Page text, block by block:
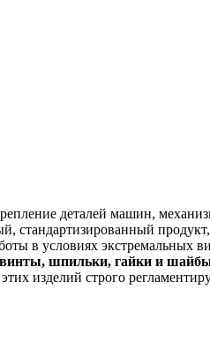
деталей машин,
стандартизированный
в условиях экстремальных
шпильки, гайки и
изделий строго